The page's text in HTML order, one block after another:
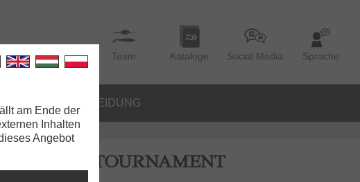
Team Kataloge Social Media Sprache
BEKLEIDUNG
am Ende der
Inhalten
Angebot